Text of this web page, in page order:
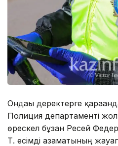
Ондағы деректерге
Полиция департаменті жол
өрескел бұзған Ресей
Т. есімді азаматының